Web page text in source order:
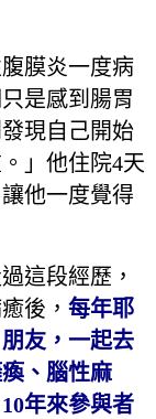
膜炎一度病
是感到腸胃
現自己開始
」他住院4天
他一度覺得
這段經歷，
後， 每年耶
友，一起去
、腦性麻
年來參與者